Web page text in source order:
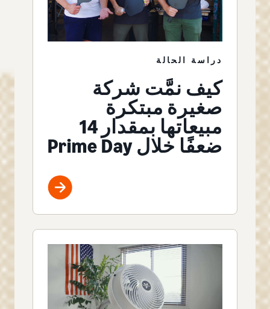
دراسة الحالة
كيف نمَّت شركة
صغيرة مبتكرة
مبيعاتها بمقدار 14
ضعفًا خلال Prime Day